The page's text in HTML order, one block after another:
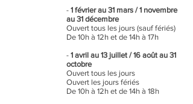
- 1 février au 31 mars / 1 novembre
au 31 décembre
Ouvert tous les jours (sauf fériés)
De 10h à 12h et de 14h à 17h
- 1 avril au 13 juillet / 16 août au 31
octobre
Ouvert tous les jours
Ouvert les jours fériés
De 10h à 12h et de 14h à 18h